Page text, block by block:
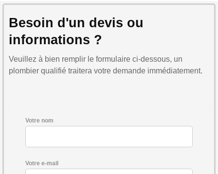
Besoin d'un devis ou
informations ?
Veuillez à bien remplir le formulaire ci-dessous, un
plombier qualifié traitera votre demande immédiatement.
Votre nom
Votre e-mail